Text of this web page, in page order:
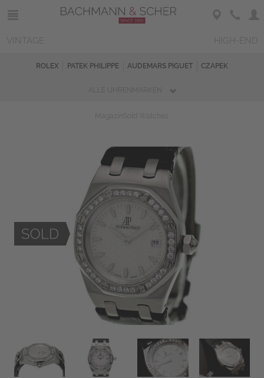
ROLEX PATEK PHILIPPE AUDEMARS PIGUET CZAPEK